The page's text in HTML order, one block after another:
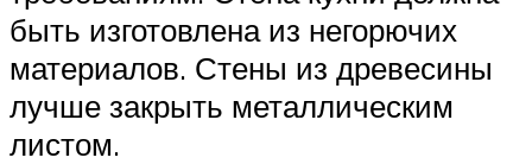
быть изготовлена из негорючих
материалов. Стены из древесины
лучше закрыть металлическим
листом.